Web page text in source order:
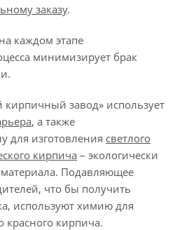
заказу.
каждом этапе
минимизирует брак
завод» использует
, а также
для изготовления светлого
кирпича – экологически
материала. Подавляющее
что бы получить
используют химию для
кирпича.